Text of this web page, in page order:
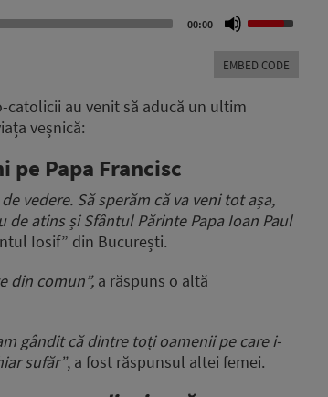
00:00
Up/Down
keys
EMBED CODE
au venit să aducă un ultim
veșnică:
Papa Francisc
vedere. Să sperăm că va veni tot așa,
de atins și Sfântul Părinte Papa Ioan Paul
Iosif” din București.
din comun”, a răspuns o altă
gândit că dintre toți oamenii pe care i-
sufăr”, a fost răspunsul altei femei.